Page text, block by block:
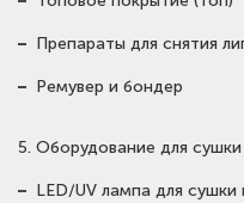
Препараты для снятия
Ремувер и бондер
5. Оборудование для сушки
LED/UV лампа для сушки